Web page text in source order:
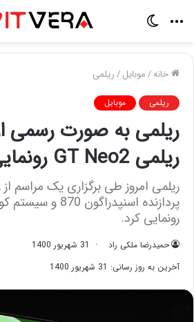
منو
خانه/موبایل/ریلمی
ریلمی موبایل
ریلمی به صورت رسمی
ریلمی GT Neo2 رونمایی کرد
پردازنده
رونمایی کرد.
حمیدرضا ملکی راد
31 شهریور 1400
آخرین به روز رسانی: 31 شهریور 1400